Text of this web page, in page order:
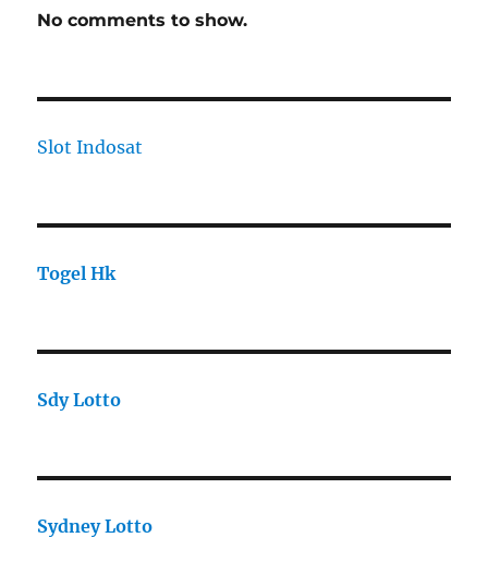
No comments to show.
Slot Indosat
Togel Hk
Sdy Lotto
Sydney Lotto